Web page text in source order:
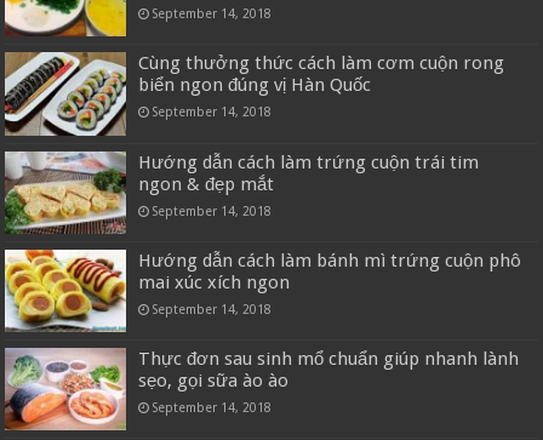
September 14, 2018
Cùng thưởng thức cách làm cơm cuộn rong
biển ngon đúng vị Hàn Quốc
September 14, 2018
Hướng dẫn cách làm trứng cuộn trái tim
ngon & đẹp mắt
September 14, 2018
Hướng dẫn cách làm bánh mì trứng cuộn phô
mai xúc xích ngon
September 14, 2018
Thực đơn sau sinh mổ chuẩn giúp nhanh lành
sẹo, gọi sữa ào ào
September 14, 2018